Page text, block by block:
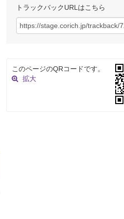
トラックバックURLはこちら
このページのQRコードです。
拡大